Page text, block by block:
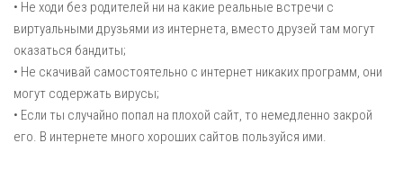
• Не ходи без родителей ни на какие реальные встречи с
виртуальными друзьями из интернета, вместо друзей там могут
оказаться бандиты;
• Не скачивай самостоятельно с интернет никаких программ, они
могут содержать вирусы;
• Если ты случайно попал на плохой сайт, то немедленно закрой
его. В интернете много хороших сайтов пользуйся ими.